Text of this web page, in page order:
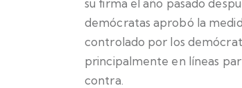
su firma el año pasado
demócratas aprobó la
controlado por los
principalmente en líneas
contra.